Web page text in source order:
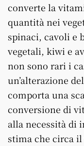
converte la
quantità nei
spinaci, cavoli e
vegetali, kiwi e
non sono rari i
un’alterazione
comporta una
conversione di
alla necessità di
stima che circa il